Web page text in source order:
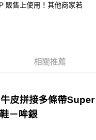
販售上使用！其他商家若
相關推薦
皮拼接多條帶Super
－哞銀